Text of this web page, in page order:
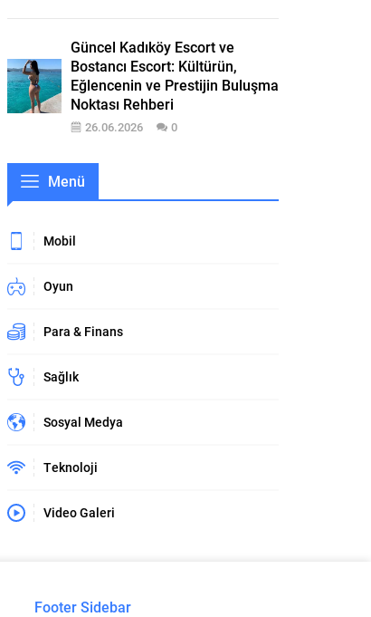
Güncel Kadıköy Escort ve
Bostancı Escort: Kültürün,
Eğlencenin ve Prestijin Buluşma
Noktası Rehberi
26.06.2026 0
Menü
Mobil
Oyun
Para & Finans
Sağlık
Sosyal Medya
Teknoloji
Video Galeri
Footer Sidebar